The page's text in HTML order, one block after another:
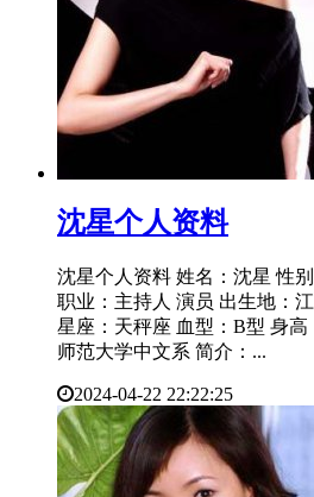
​沈星个人资料
沈星个人资料 姓名：沈星 性
职业：主持人 演员 出生地：
星座：天秤座 血型：B型 身高
师范大学中文系 简介：...
2024-04-22 22:22:25